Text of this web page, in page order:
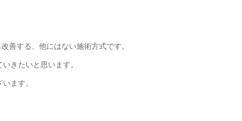
善する、他にはない施術方式です。
きたいと思います。
ます。